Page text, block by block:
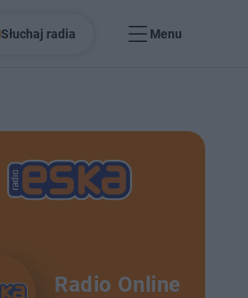
Słuchaj radia Menu
Radio Online